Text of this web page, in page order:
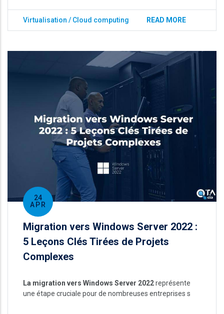
Virtualisation / Cloud computing READ MORE
24
APR
Migration vers Windows Server 2022 :
5 Leçons Clés Tirées de Projets
Complexes
La migration vers Windows Server 2022représente
une étape cruciale pour de nombreuses entreprises s